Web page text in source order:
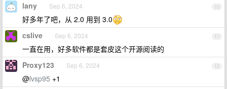
10
lany Sep 6, 2024
好多年了吧，从 2.0 用到 3.0
11
cslive Sep 6, 2024
一直在用，好多软件都是套皮这个开源阅读的
12
Proxy123 Sep 6, 2024
@lvsp95 +1